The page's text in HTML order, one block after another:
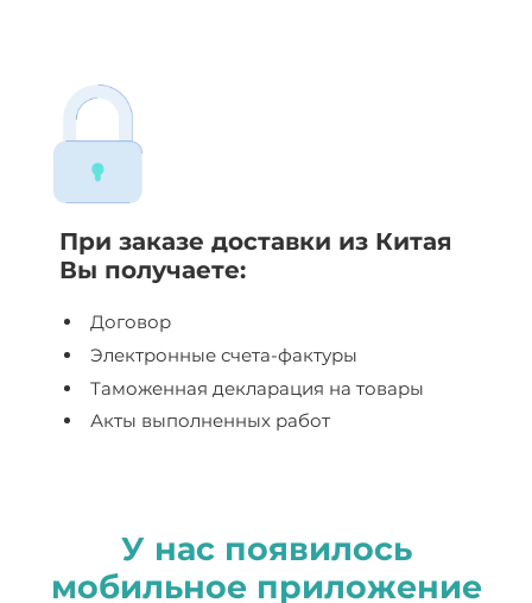
При заказе доставки из Китая
Вы получаете:
Договор
Электронные счета-фактуры
Таможенная декларация на товары
Акты выполненных работ
У нас появилось
мобильное приложение